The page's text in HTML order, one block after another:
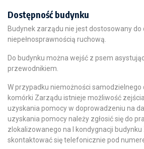
Dostępność budynku
Budynek zarządu nie jest dostosowany do
niepełnosprawnością ruchową.
Do budynku można wejść z psem
przewodnikiem.
W przypadku niemożności samodzielnego
komórki Zarządu istnieje możliwość
uzyskania pomocy w doprowadzeniu na
uzyskania pomocy należy zgłosić się do
zlokalizowanego na I kondygnacji budynku
skontaktować się telefonicznie pod